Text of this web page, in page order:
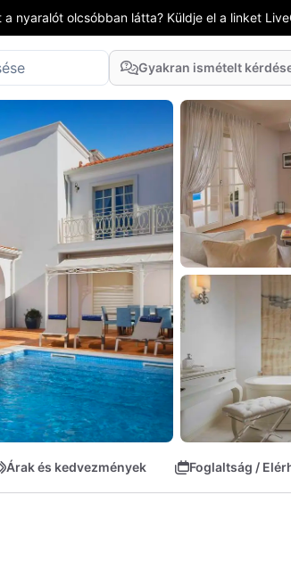
a nyaralót olcsóbban látta? Küldje el a linket
Gyakran ismételt
Árak és kedvezmények Foglaltság /